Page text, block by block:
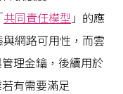
共同責任模型 」的應
網路可用性，而雲
理金鑰，後續用於
有需要滿足